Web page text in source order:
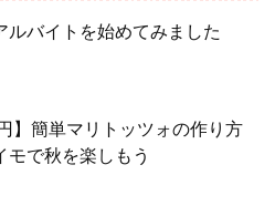
ルバイトを始めてみました
】簡単マリトッツォの作り方
モで秋を楽しもう